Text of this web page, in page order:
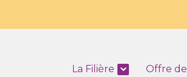
La Filière Offre de